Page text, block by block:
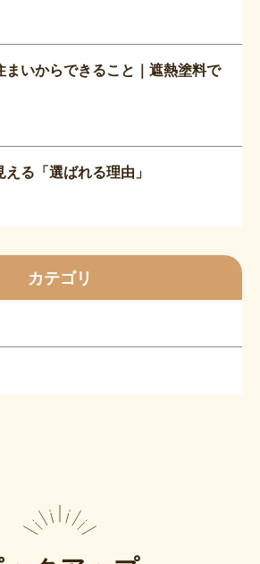
まいからできること｜遮熱塗料で
る「選ばれる理由」
カテゴリ